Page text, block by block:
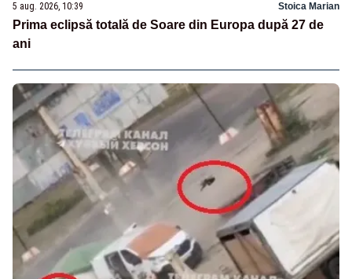
5 aug. 2026, 10:39 Stoica Marian
Prima eclipsă totală de Soare din Europa după 27 de
ani